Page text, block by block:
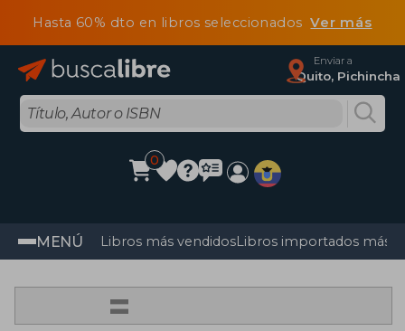
Hasta 60% dto en libros seleccionadosVer más
Enviar a
Quito, Pichincha
0
MENÚ Libros más vendidosLibros importados más
=